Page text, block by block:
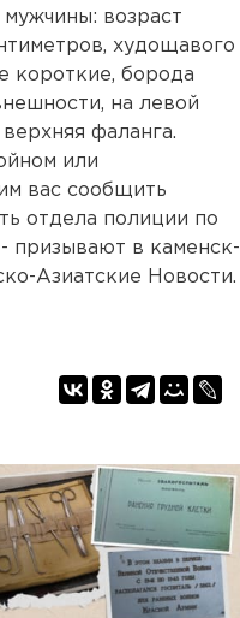
возраст
худощавого
короткие, борода
на левой
фаланга.
или
вас сообщить
отдела полиции по
призывают в каменск-
Азиатские Новости.